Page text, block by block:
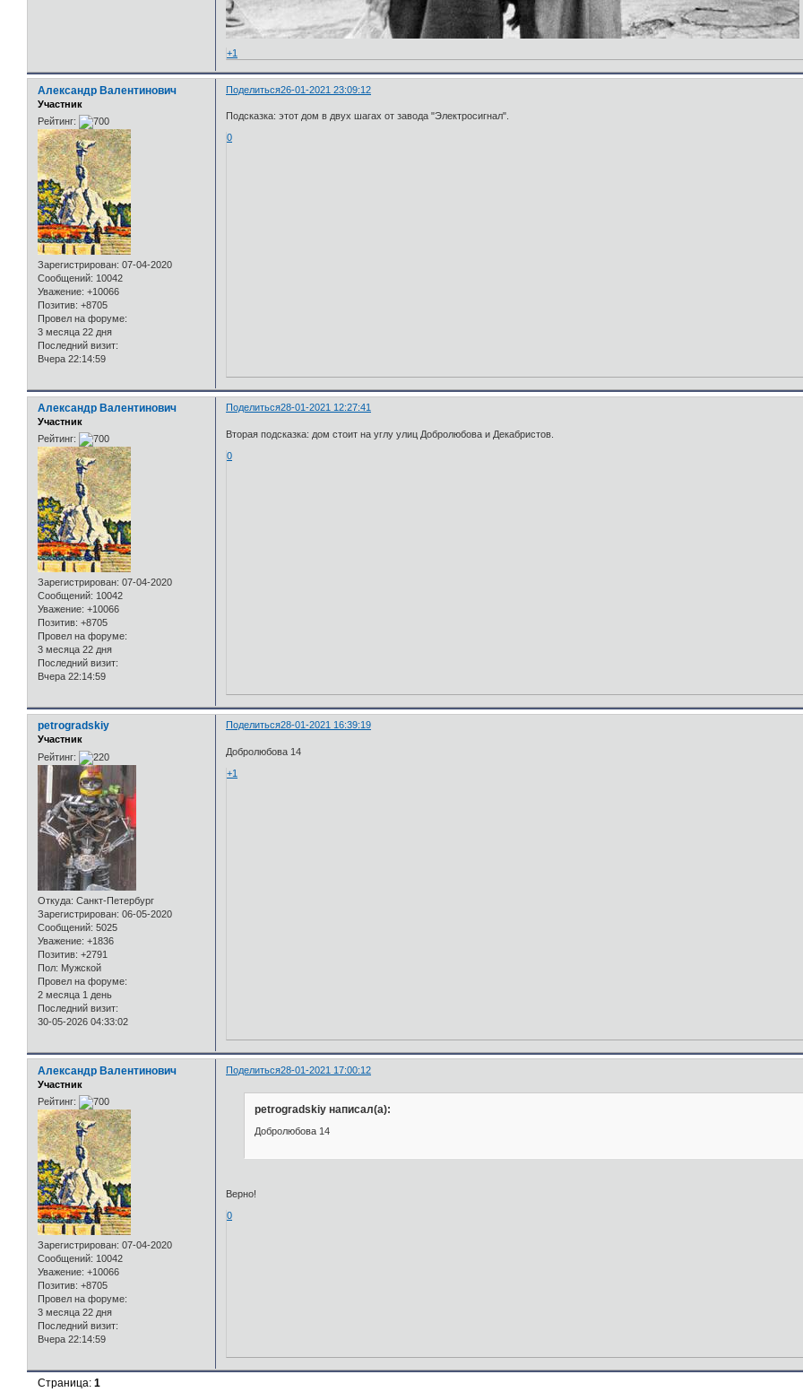
+1
Поделиться26-01-2021 23:09:12
Александр Валентинович
Участник
Рейтинг:
Зарегистрирован: 07-04-2020
Сообщений: 10042
Уважение: +10066
Позитив: +8705
Провел на форуме:
3 месяца 22 дня
Последний визит:
Вчера 22:14:59
Подсказка: этот дом в двух шагах от завода "Электросигнал".
0
Поделиться28-01-2021 12:27:41
Александр Валентинович
Участник
Рейтинг:
Зарегистрирован: 07-04-2020
Сообщений: 10042
Уважение: +10066
Позитив: +8705
Провел на форуме:
3 месяца 22 дня
Последний визит:
Вчера 22:14:59
Вторая подсказка: дом стоит на углу улиц Добролюбова и Декабристов.
0
Поделиться28-01-2021 16:39:19
petrogradskiy
Участник
Рейтинг:
Откуда: Санкт-Петербург
Зарегистрирован: 06-05-2020
Сообщений: 5025
Уважение: +1836
Позитив: +2791
Пол: Мужской
Провел на форуме:
2 месяца 1 день
Последний визит:
30-05-2026 04:33:02
Добролюбова 14
+1
Поделиться28-01-2021 17:00:12
Александр Валентинович
Участник
Рейтинг:
Зарегистрирован: 07-04-2020
Сообщений: 10042
Уважение: +10066
Позитив: +8705
Провел на форуме:
3 месяца 22 дня
Последний визит:
Вчера 22:14:59
petrogradskiy написал(а):
Добролюбова 14
Верно!
0
Страница:1